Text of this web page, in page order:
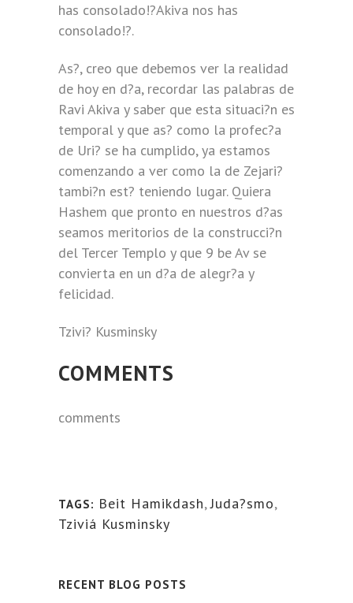
has consolado!?Akiva nos has
consolado!?.
As?, creo que debemos ver la realidad
de hoy en d?a, recordar las palabras de
Ravi Akiva y saber que esta situaci?n es
temporal y que as? como la profec?a
de Uri? se ha cumplido, ya estamos
comenzando a ver como la de Zejari?
tambi?n est? teniendo lugar. Quiera
Hashem que pronto en nuestros d?as
seamos meritorios de la construcci?n
del Tercer Templo y que 9 be Av se
convierta en un d?a de alegr?a y
felicidad.
Tzivi? Kusminsky
COMMENTS
comments
TAGS: Beit Hamikdash,Juda?smo,
Tziviá Kusminsky
RECENT BLOG POSTS